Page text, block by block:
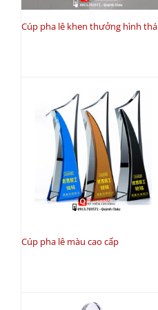
Cúp pha lê khen thưởng hình
Cúp pha lê màu cao cấp